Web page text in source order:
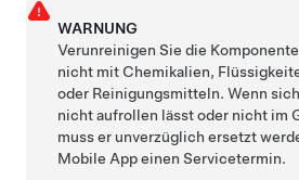
WARNUNG
Verunreinigen Sie die
nicht mit Chemikalien,
oder Reinigungsmitteln. Wenn
nicht aufrollen lässt oder nicht im
muss er unverzüglich ersetzt
Mobile App einen Servicetermin.